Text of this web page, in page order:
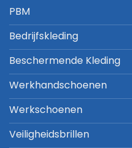
PBM
Bedrijfskleding
Beschermende Kleding
Werkhandschoenen
Werkschoenen
Veiligheidsbrillen